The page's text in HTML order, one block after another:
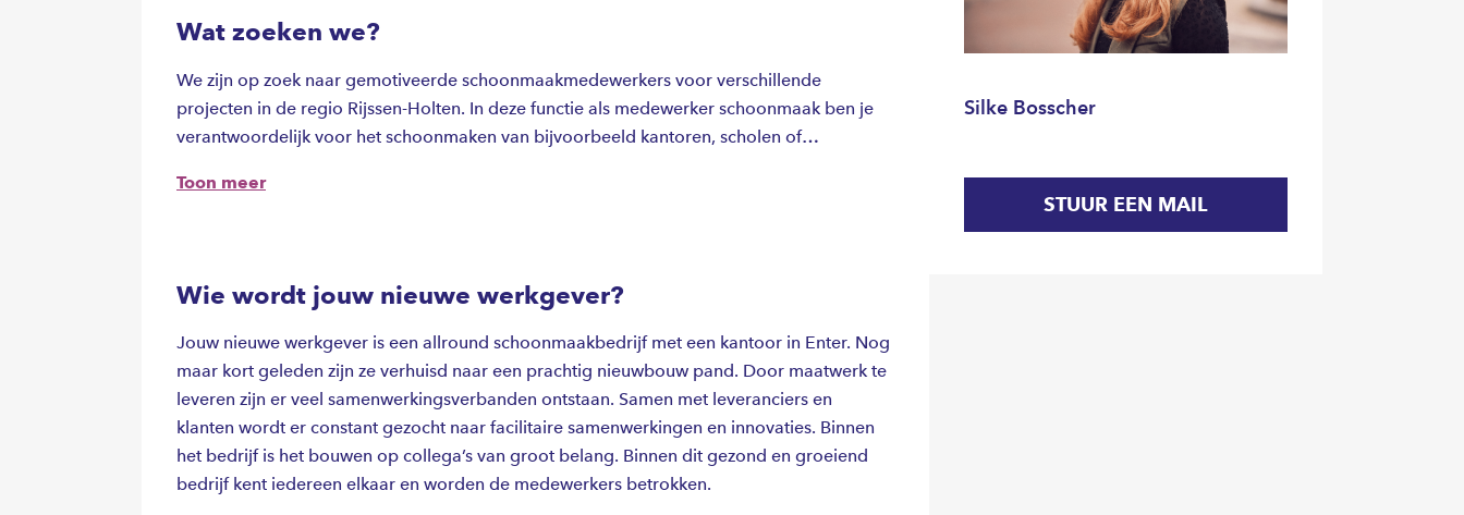
Wat zoeken we?
We zijn op zoek naar gemotiveerde schoonmaakmedewerkers voor verschillende
projecten in de regio Rijssen-Holten. In deze functie als medewerker schoonmaak ben je
verantwoordelijk voor het schoonmaken van bijvoorbeeld kantoren, scholen of
Toon meer
Wie wordt jouw nieuwe werkgever?
Jouw nieuwe werkgever is een allround schoonmaakbedrijf met een kantoor in Enter. Nog
maar kort geleden zijn ze verhuisd naar een prachtig nieuwbouw pand. Door maatwerk te
leveren zijn er veel samenwerkingsverbanden ontstaan. Samen met leveranciers en
klanten wordt er constant gezocht naar facilitaire samenwerkingen en innovaties. Binnen
het bedrijf is het bouwen op collega’s van groot belang. Binnen dit gezond en groeiend
bedrijf kent iedereen elkaar en worden de medewerkers betrokken.
Silke Bosscher
STUUR EEN MAIL